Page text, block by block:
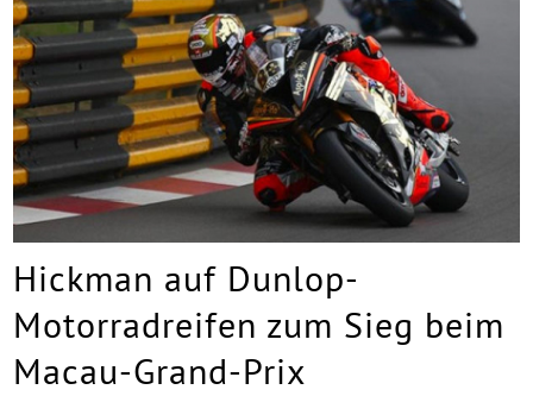
Hickman auf Dunlop-
Motorradreifen zum Sieg beim
Macau-Grand-Prix